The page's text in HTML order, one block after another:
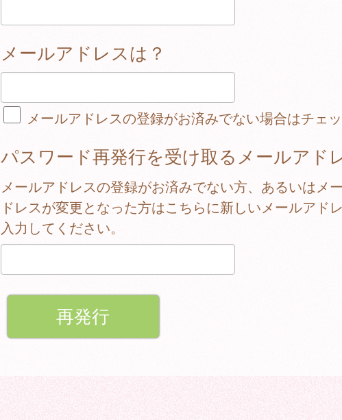
メールアドレスは？
メールアドレスの登録がお済みでない場合はチェ
パスワード再発行を受け取るメールアド
メールアドレスの登録がお済みでない方、あるいはメ
ドレスが変更となった方はこちらに新しいメールアド
入力してください。